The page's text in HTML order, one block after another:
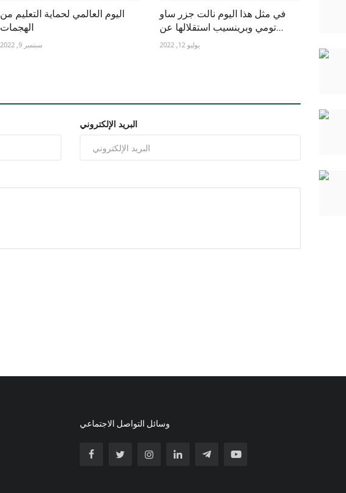
اليوم العالمي لحماية التعليم من
الهجمات
سبتمبر 9, 2022
في مثل هذا اليوم نالت جزر ساو
تومي وبرينسيب استقلالها عن...
يوليو 12, 2022
البريد الإلكتروني
وسائل التواصل الاجتماعي